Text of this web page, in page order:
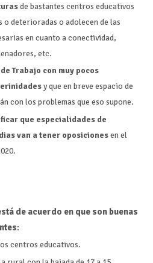
de bastantes centros educativos
o deterioradas o adolecen de las
en cuanto a conectividad,
etc.
Trabajo con muy pocos
y que en breve espacio de
con los problemas que eso supone.
que especialidades de
van a tener oposicionesen el
de acuerdo en que son buenas
:
centros educativos.